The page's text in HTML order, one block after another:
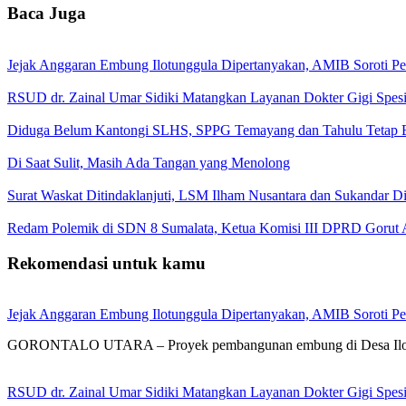
Baca Juga
Jejak Anggaran Embung Ilotunggula Dipertanyakan, AMIB Soroti
RSUD dr. Zainal Umar Sidiki Matangkan Layanan Dokter Gigi
Diduga Belum Kantongi SLHS, SPPG Temayang dan Tahulu Tetap
Di Saat Sulit, Masih Ada Tangan yang Menolong
Surat Waskat Ditindaklanjuti, LSM Ilham Nusantara dan Sukandar
Redam Polemik di SDN 8 Sumalata, Ketua Komisi III DPRD Gorut
Rekomendasi untuk kamu
Jejak Anggaran Embung Ilotunggula Dipertanyakan, AMIB Soroti
GORONTALO UTARA – Proyek pembangunan embung di Desa
RSUD dr. Zainal Umar Sidiki Matangkan Layanan Dokter Gigi